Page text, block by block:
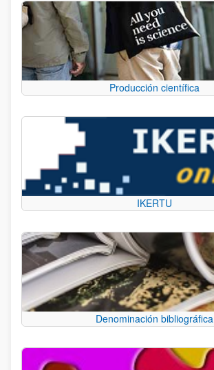
Producción científica
IKERTU
Denominación bibliográfica